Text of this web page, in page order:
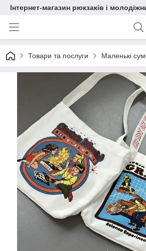
Інтернет-магазин рюкзаків і
Товари та послуги Маленькі